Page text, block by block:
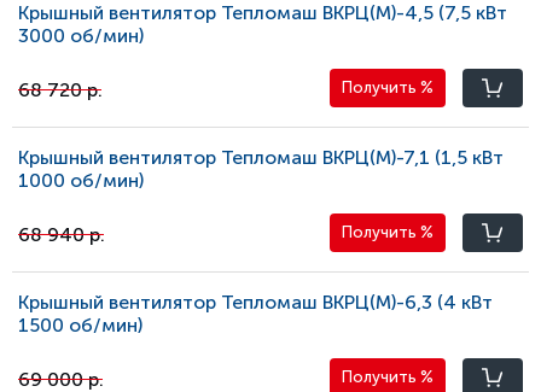
Крышный вентилятор Тепломаш ВКРЦ(М)-4,5 (7,5 кВт
3000 oб/мин)
68 720 р. Получить %
Крышный вентилятор Тепломаш ВКРЦ(М)-7,1 (1,5 кВт
1000 oб/мин)
68 940 р. Получить %
Крышный вентилятор Тепломаш ВКРЦ(М)-6,3 (4 кВт
1500 oб/мин)
69 000 р. Получить %